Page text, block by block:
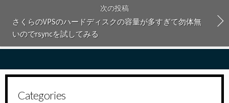
次の投稿
さくらのVPSのハードディスクの容量が多すぎて勿体無
いのでrsyncを試してみる
Categories